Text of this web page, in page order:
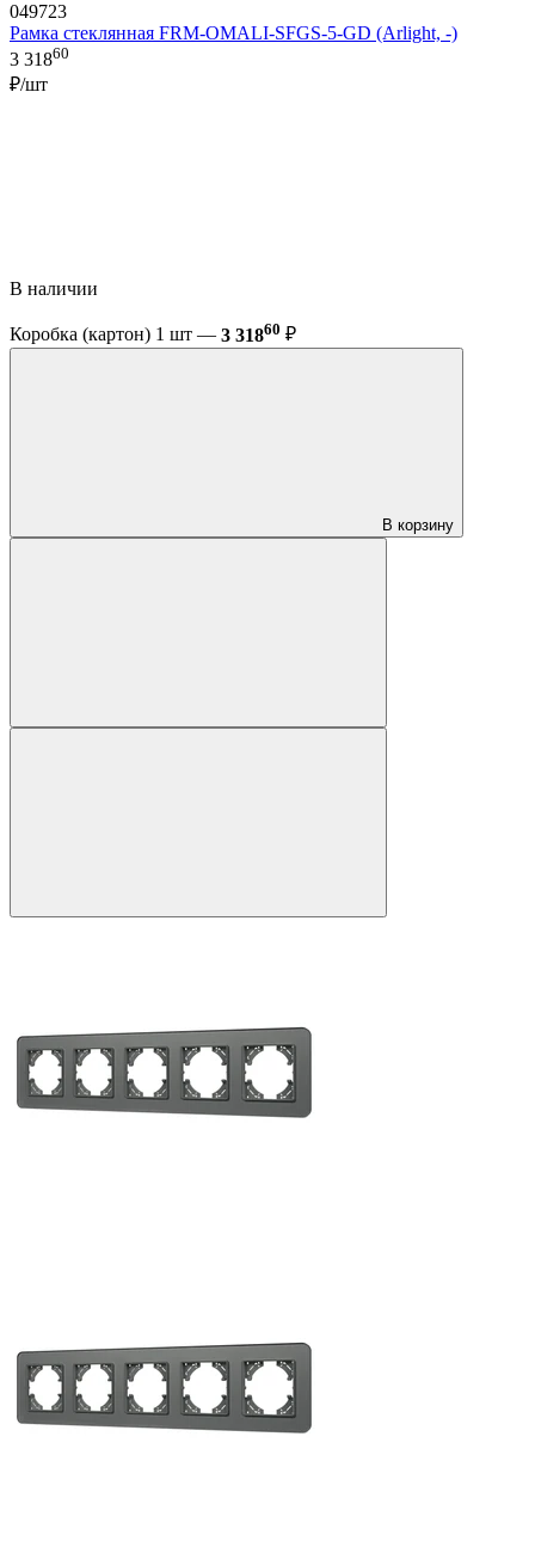
049723
Рамка стеклянная FRM-OMALI-SFGS-5-GD (Arlight, -)
3 31860
₽/шт
В наличии
Коробка (картон) 1 шт — 3 31860 ₽
В корзину